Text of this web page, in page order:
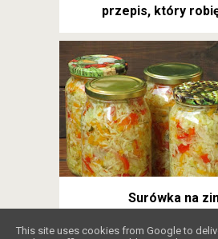
przepis, który
Surówka na
This site uses cookies from Google to